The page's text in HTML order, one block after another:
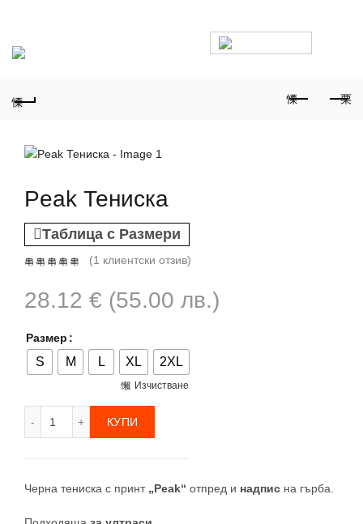
Peak Тениска
Таблица с Размери
(1 клиентски отзив)
28.12 € (55.00 лв.)
Размер
S M L XL 2XL
Изчистване
КУПИ
Черна тениска с принт „Peak“ отпред и надпис на гърба.